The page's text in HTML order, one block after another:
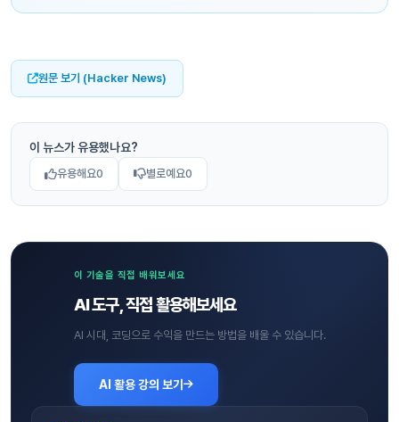
원문 보기 (Hacker News)
이 뉴스가 유용했나요?
유용해요0 별로예요0
이 기술을 직접 배워보세요
AI 도구, 직접 활용해보세요
AI 시대, 코딩으로 수익을 만드는 방법을 배울 수 있습니다.
AI 활용 강의 보기